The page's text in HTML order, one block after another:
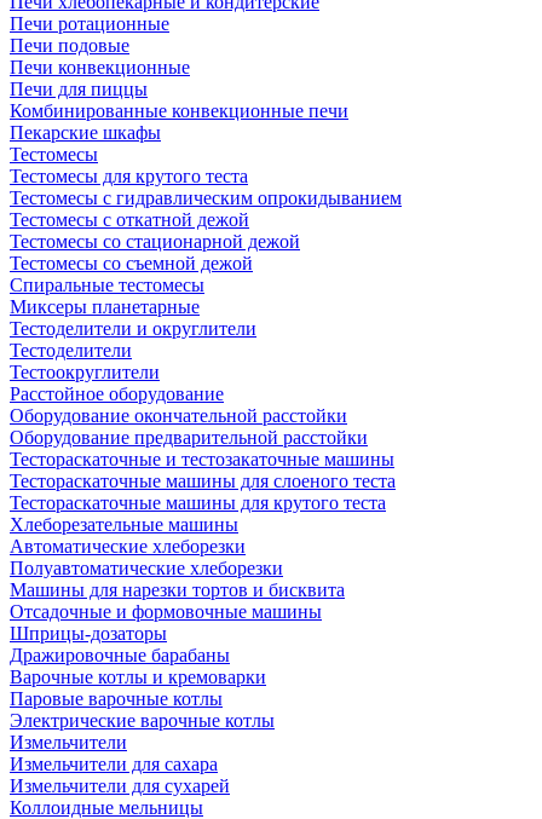
Печи ротационные
Печи подовые
Печи конвекционные
Печи для пиццы
Комбинированные конвекционные печи
Пекарские шкафы
Тестомесы
Тестомесы для крутого теста
Тестомесы с гидравлическим опрокидыванием
Тестомесы с откатной дежой
Тестомесы со стационарной дежой
Тестомесы со съемной дежой
Спиральные тестомесы
Миксеры планетарные
Тестоделители и округлители
Тестоделители
Тестоокруглители
Расстойное оборудование
Оборудование окончательной расстойки
Оборудование предварительной расстойки
Тестораскаточные и тестозакаточные машины
Тестораскаточные машины для слоеного теста
Тестораскаточные машины для крутого теста
Хлеборезательные машины
Автоматические хлеборезки
Полуавтоматические хлеборезки
Машины для нарезки тортов и бисквита
Отсадочные и формовочные машины
Шприцы-дозаторы
Дражировочные барабаны
Варочные котлы и кремоварки
Паровые варочные котлы
Электрические варочные котлы
Измельчители
Измельчители для сахара
Измельчители для сухарей
Коллоидные мельницы